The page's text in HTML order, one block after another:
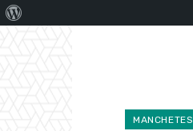
MANCHETES